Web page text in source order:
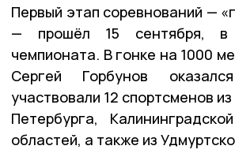
Первый этап соревнований —
— прошёл 15 сентября, в
чемпионата. В гонке на 1000
Сергей Горбунов
участвовали 12 спортсменов
Петербурга,
областей, а также из